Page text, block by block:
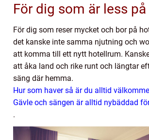
För dig som är less
För dig som reser mycket och bor på
det kanske inte samma njutning och
att komma till ett nytt hotellrum.
att åka land och rike runt och längtar
säng där hemma.
Hur som haver så är du alltid
Gävle och sängen är alltid nybäddad
.